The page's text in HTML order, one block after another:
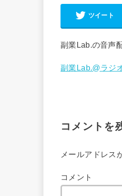
ツイート
副業Lab.の音声
副業Lab.@ラジ
コメントを
メールアドレス
コメント